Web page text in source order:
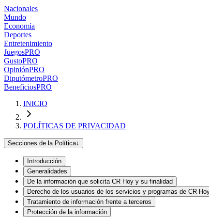
Nacionales
Mundo
Economía
Deportes
Entretenimiento
JuegosPRO
GustoPRO
OpiniónPRO
DiputómetroPRO
BeneficiosPRO
INICIO
POLÍTICAS DE PRIVACIDAD
Secciones de la Política↓
Introducción
Generalidades
De la información que solicita CR Hoy y su finalidad
Derecho de los usuarios de los servicios y programas de CR
Tratamiento de información frente a terceros
Protección de la información